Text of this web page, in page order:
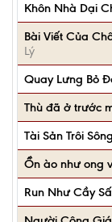
Khôn Nhà Dại
Bài Viết Của
Lý
Quay Lưng Bỏ
Thù đã ở trước
Tài Sản Trôi
Ồn ào như ong
Run Như Cầy